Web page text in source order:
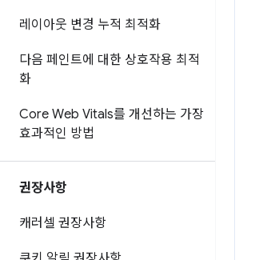
레이아웃 변경 누적 최적화
다음 페인트에 대한 상호작용 최적
화
Core Web Vitals를 개선하는 가장
효과적인 방법
권장사항
캐러셀 권장사항